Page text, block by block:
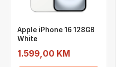
Apple iPhone 16 128GB
White
1.599,00 KM